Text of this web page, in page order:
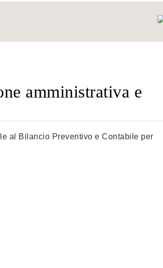
amministrativa e
al Bilancio Preventivo e Contabile per